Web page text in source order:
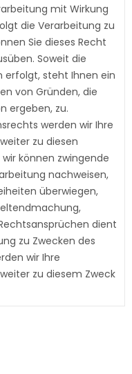
mit Wirkung
die Verarbeitung zu
Sie dieses Recht
Soweit die
erfolgt, steht Ihnen ein
von Gründen, die
ergeben, zu.
werden wir Ihre
zu diesen
können zwingende
nachweisen,
überwiegen,
dient
zu Zwecken des
wir Ihre
zu diesem Zweck